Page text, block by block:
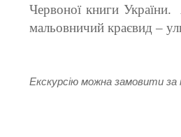
Червоної книги України.
мальовничий краєвид –
Екскурсію можна замовити